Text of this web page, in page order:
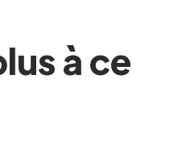
à ce